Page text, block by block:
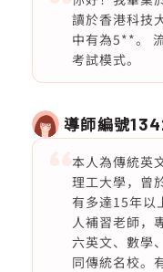
讀於香港科技
中有為5**。
考試模式。
導師編號
本人為傳統英
理工大學，曾
有多達15年以
人補習老師，
六英文、數學
同傳統名校。